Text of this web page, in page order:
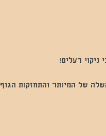
ניקוי רעלים!
של המיותר והתחזקות הגוף